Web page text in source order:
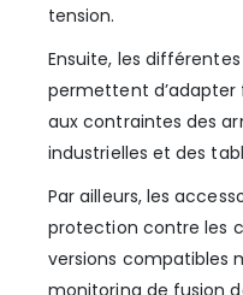
tension.
Ensuite, les
permettent d’adapter
aux contraintes des
industrielles et des
Par ailleurs, les
protection contre les
versions compatibles